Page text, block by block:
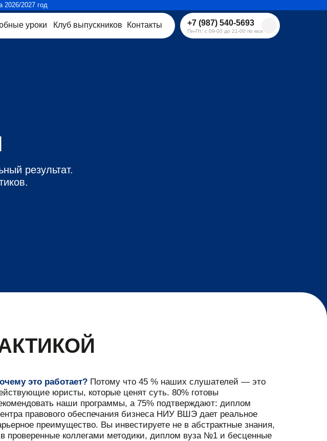
2026/2027 год
Контакты
Клуб выпускников
уроки +7 (987) 540-5693
Пн-Пт: с 09-00 до 21-00 по мск
результат.
это работает? Потому что 45 % наших слушателей — это
юристы, которые ценят суть. 80% готовы
наши программы, а 75% подтверждают: диплом
правового обеспечания бизнеса НИУ ВШЭ дает реальное
преимущество. Вы инвестируете не в абстрактные знания,
проверенные коллегами методики, диплом вуза №1 и бесценные